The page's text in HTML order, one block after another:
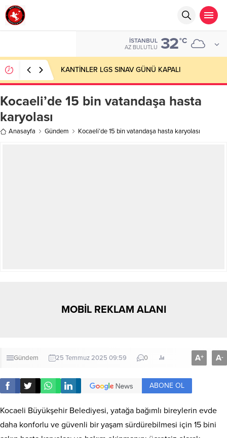
İSTANBUL
AZ BULUTLU 32°C
KANTİNLER LGS SINAV GÜNÜ KAPALI
Kocaeli’de 15 bin vatandaşa hasta
karyolası
Anasayfa Gündem Kocaeli’de 15 bin vatandaşa hasta karyolası
MOBİL REKLAM ALANI
Gündem 25 Temmuz 2025 09:59 0 A+ A-
ABONE OL
Kocaeli Büyükşehir Belediyesi, yatağa bağımlı bireylerin evde
daha konforlu ve güvenli bir yaşam sürdürebilmesi için 15 bini